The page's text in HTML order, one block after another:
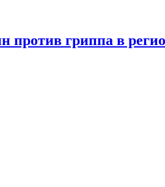
против гриппа в